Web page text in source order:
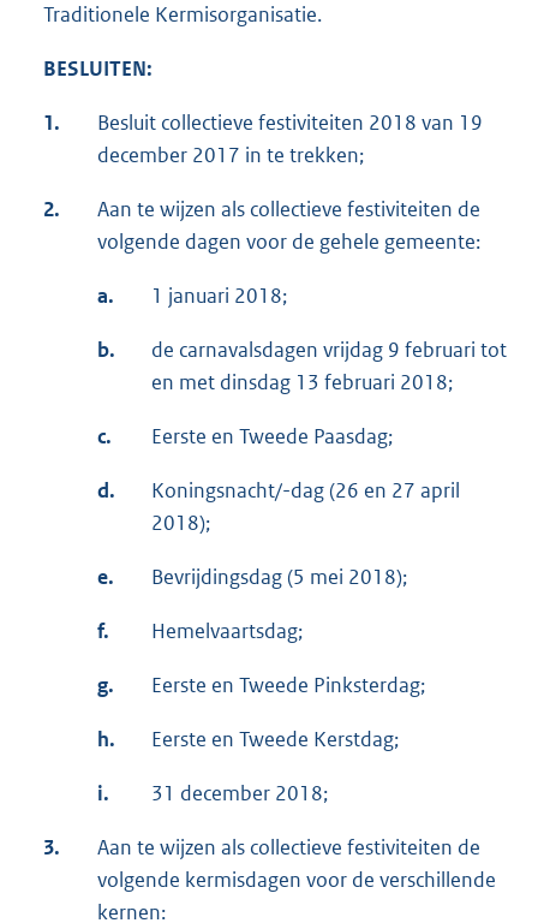
Traditionele Kermisorganisatie.
BESLUITEN:
1.
Besluit collectieve festiviteiten 2018 van 19
december 2017 in te trekken;
2.
Aan te wijzen als collectieve festiviteiten de
volgende dagen voor de gehele gemeente:
a. 1 januari 2018;
b.
de carnavalsdagen vrijdag 9 februari tot
en met dinsdag 13 februari 2018;
c. Eerste en Tweede Paasdag;
d.
Koningsnacht/-dag (26 en 27 april
2018);
e. Bevrijdingsdag (5 mei 2018);
f. Hemelvaartsdag;
g. Eerste en Tweede Pinksterdag;
h. Eerste en Tweede Kerstdag;
i. 31 december 2018;
3.
Aan te wijzen als collectieve festiviteiten de
volgende kermisdagen voor de verschillende
kernen: